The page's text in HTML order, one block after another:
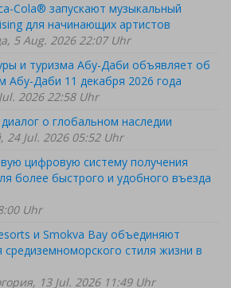
Cola® запускают музыкальный
для начинающих артистов
5 Aug. 2026 22:07 Uhr
и туризма Абу-Даби объявляет об
Абу-Даби 11 декабря 2026 года
2026 22:58 Uhr
о глобальном наследии
Jul. 2026 05:52 Uhr
цифровую систему получения
более быстрого и удобного въезда
Uhr
и Smokva Bay объединяют
средиземноморского стиля жизни в
13 Jul. 2026 11:49 Uhr